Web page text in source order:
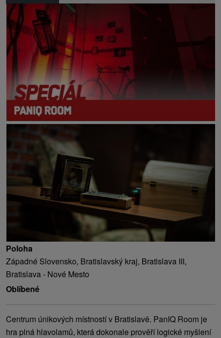
Poloha
Západné Slovensko, Bratislavský kraj, Bratislava III,
Bratislava - Nové Mesto
Oblíbené
Centrum únikových místností v Bratislavě. PanIQ Room je
hra plná hlavolamů, která dokonale prověří logické myšlení